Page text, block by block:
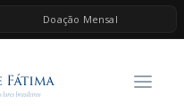
Doação Mensal